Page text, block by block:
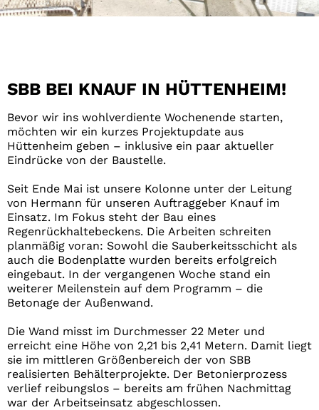
SBB BEI KNAUF IN HÜTTENHEIM!
Bevor wir ins wohlverdiente Wochenende starten,
möchten wir ein kurzes Projektupdate aus
Hüttenheim geben – inklusive ein paar aktueller
Eindrücke von der Baustelle.
Seit Ende Mai ist unsere Kolonne unter der Leitung
von Hermann für unseren Auftraggeber Knauf im
Einsatz. Im Fokus steht der Bau eines
Regenrückhaltebeckens. Die Arbeiten schreiten
planmäßig voran: Sowohl die Sauberkeitsschicht als
auch die Bodenplatte wurden bereits erfolgreich
eingebaut. In der vergangenen Woche stand ein
weiterer Meilenstein auf dem Programm – die
Betonage der Außenwand.
Die Wand misst im Durchmesser 22 Meter und
erreicht eine Höhe von 2,21 bis 2,41 Metern. Damit liegt
sie im mittleren Größenbereich der von SBB
realisierten Behälterprojekte. Der Betonierprozess
verlief reibungslos – bereits am frühen Nachmittag
war der Arbeitseinsatz abgeschlossen.